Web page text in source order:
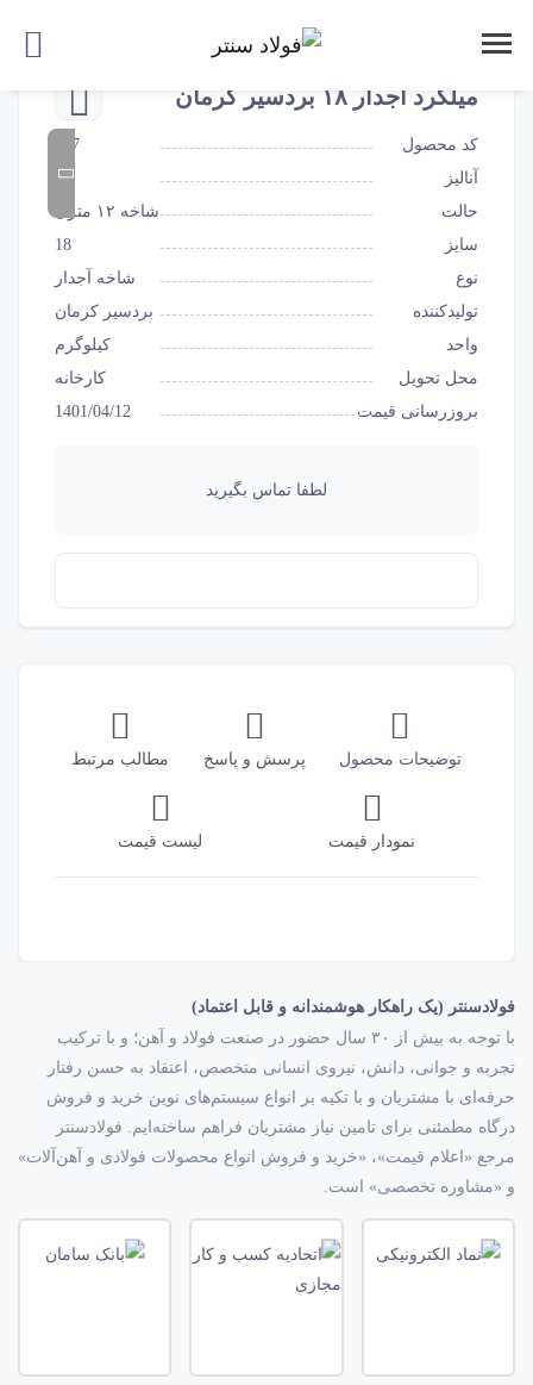
میلگرد آجدار ۱۸ بردسیر کرمان
کد محصول
857
آنالیز
A3
حالت
شاخه ۱۲ متری
سایز
18
نوع
شاخه آجدار
تولیدکننده
بردسیر کرمان
واحد
کیلوگرم
محل تحویل
کارخانه
بروزرسانی قیمت
1401/04/12
لطفا تماس بگیرید
توضیحات محصول پرسش و پاسخ مطالب مرتبط
نمودار قیمت لیست قیمت
فولادسنتر (یک راهکار هوشمندانه و قابل اعتماد)
با توجه به بیش از ۳۰ سال حضور در صنعت فولاد و آهن؛ و با ترکیب
تجربه و جوانی، دانش، نیروی انسانی متخصص، اعتقاد به حسن رفتار
حرفه‌ای با مشتریان و با تکیه بر انواع سیستم‌های نوین خرید و فروش
درگاه مطمئنی برای تامین نیاز مشتریان فراهم ساخته‌ایم. فولادسنتر
مرجع «اعلام قیمت»، «خرید و فروش انواع محصولات فولادی و آهن‌آلات»
و «مشاوره تخصصی» است.